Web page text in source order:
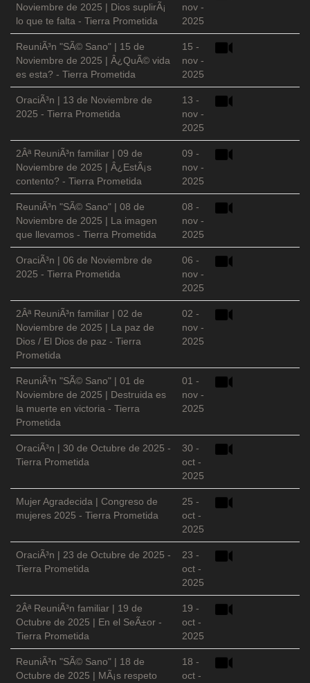
Noviembre de 2025 | Dios suplirÃ¡
lo que te falta - Tierra Prometida
nov -
2025
ReuniÃ³n "SÃ© Sano" | 15 de
Noviembre de 2025 | Â¿QuÃ© vida
es esta? - Tierra Prometida
15 -
nov -
2025
OraciÃ³n | 13 de Noviembre de
2025 - Tierra Prometida
13 -
nov -
2025
2Âª ReuniÃ³n familiar | 09 de
Noviembre de 2025 | Â¿EstÃ¡s
contento? - Tierra Prometida
09 -
nov -
2025
ReuniÃ³n "SÃ© Sano" | 08 de
Noviembre de 2025 | La imagen
que llevamos - Tierra Prometida
08 -
nov -
2025
OraciÃ³n | 06 de Noviembre de
2025 - Tierra Prometida
06 -
nov -
2025
2Âª ReuniÃ³n familiar | 02 de
Noviembre de 2025 | La paz de
Dios / El Dios de paz - Tierra
Prometida
02 -
nov -
2025
ReuniÃ³n "SÃ© Sano" | 01 de
Noviembre de 2025 | Destruida es
la muerte en victoria - Tierra
Prometida
01 -
nov -
2025
OraciÃ³n | 30 de Octubre de 2025 -
Tierra Prometida
30 -
oct -
2025
Mujer Agradecida | Congreso de
mujeres 2025 - Tierra Prometida
25 -
oct -
2025
OraciÃ³n | 23 de Octubre de 2025 -
Tierra Prometida
23 -
oct -
2025
2Âª ReuniÃ³n familiar | 19 de
Octubre de 2025 | En el SeÃ±or -
Tierra Prometida
19 -
oct -
2025
ReuniÃ³n "SÃ© Sano" | 18 de
Octubre de 2025 | MÃ¡s respeto
18 -
oct -